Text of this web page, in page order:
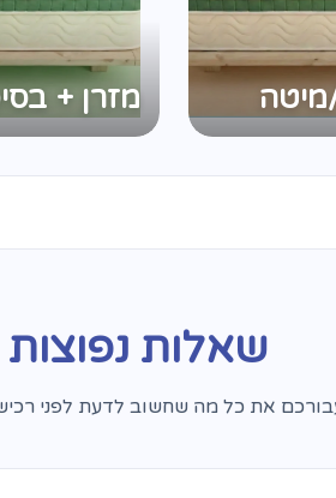
מזרן + מיטה
שאלות נפוצות
עבורכם את כל מה שחשוב לדעת לפני